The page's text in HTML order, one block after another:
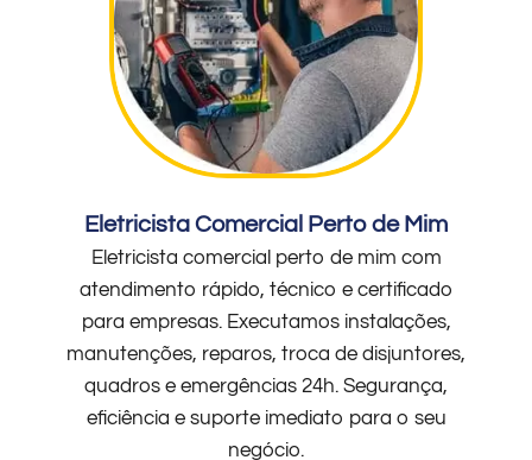
Eletricista Comercial Perto de Mim
Eletricista comercial perto de mim com
atendimento rápido, técnico e certificado
para empresas. Executamos instalações,
manutenções, reparos, troca de disjuntores,
quadros e emergências 24h. Segurança,
eficiência e suporte imediato para o seu
negócio.